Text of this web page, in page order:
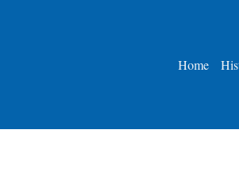
Home